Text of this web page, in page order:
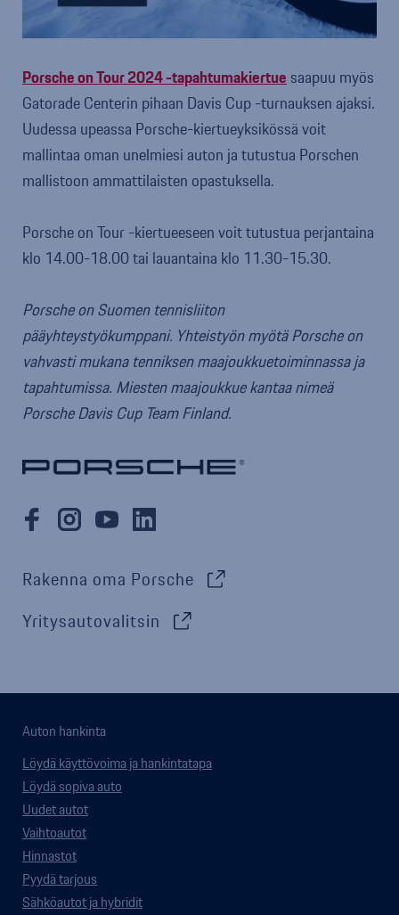
Porsche on Tour 2024 -tapahtumakiertuesaapuu myös
Gatorade Centerin pihaan Davis Cup -turnauksen ajaksi.
Uudessa upeassa Porsche-kiertueyksikössä voit
mallintaa oman unelmiesi auton ja tutustua Porschen
mallistoon ammattilaisten opastuksella.
Porsche on Tour -kiertueeseen voit tutustua perjantaina
klo 14.00-18.00 tai lauantaina klo 11.30-15.30.
Porsche on Suomen tennisliiton
pääyhteystyökumppani. Yhteistyön myötä Porsche on
vahvasti mukana tenniksen maajoukkuetoiminnassa ja
tapahtumissa. Miesten maajoukkue kantaa nimeä
Porsche Davis Cup Team Finland.
Rakenna oma Porsche
Yritysautovalitsin
Auton hankinta
Löydä käyttövoima ja hankintatapa
Löydä sopiva auto
Uudet autot
Vaihtoautot
Hinnastot
Pyydä tarjous
Sähköautot ja hybridit